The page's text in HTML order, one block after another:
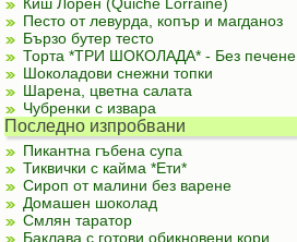
Песто от левурда, копър и магданоз
Бързо бутер тесто
Торта *ТРИ ШОКОЛАДА* - Без печене
Шоколадови снежни топки
Шарена, цветна салата
Чубренки с извара
Последно изпробвани
Пикантна гъбена супа
Тиквички с кайма *Ети*
Сироп от малини без варене
Домашен шоколад
Смлян таратор
Баклава с готови обикновени кори